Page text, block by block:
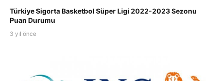
Türkiye Sigorta Basketbol Süper Ligi 2022-2023 Sezonu
Puan Durumu
3 yıl önce